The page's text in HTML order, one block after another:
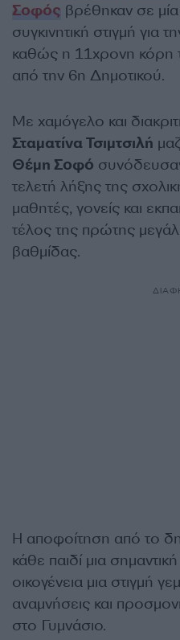
Σοφός βρέθηκαν σε
συγκινητική στιγμή για
καθώς η 11χρονη κόρη
από την 6η Δημοτικού.
Με χαμόγελο και
Σταματίνα Τσιμτσιλή
Θέμη Σοφό
τελετή λήξης της
μαθητές, γονείς και
τέλος της πρώτης
βαθμίδας.
Η αποφοίτηση από το
κάθε παιδί μια
οικογένεια μια στιγμή
αναμνήσεις και
στο Γυμνάσιο.